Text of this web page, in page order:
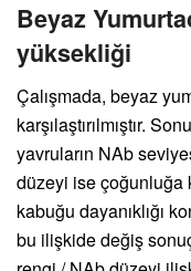
Beyaz
yüksekliği
Çalışmada, beyaz
karşılaştırılmıştır.
yavruların NAb
düzeyi ise çoğunluğa
kabuğu dayanıklığı
bu ilişkide değiş